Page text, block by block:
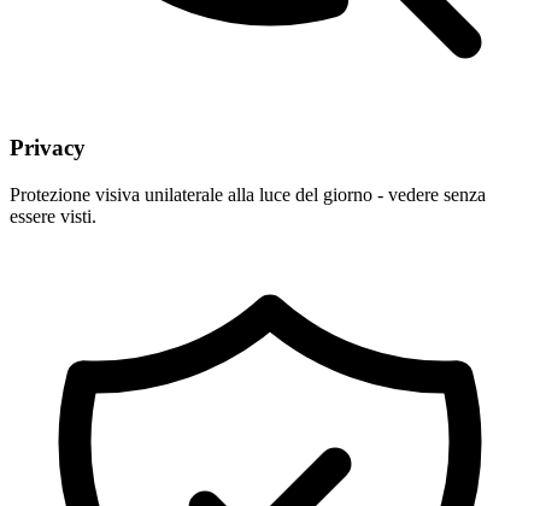
Privacy
Protezione visiva unilaterale alla luce del giorno - vedere senza
essere visti.